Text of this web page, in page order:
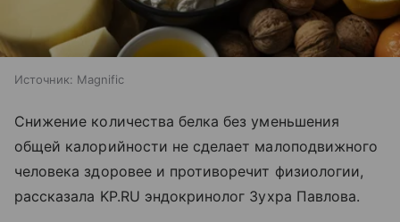
Источник: Magnific
Снижение количества белка без уменьшения
общей калорийности не сделает малоподвижного
человека здоровее и противоречит физиологии,
рассказала KP.RU эндокринолог Зухра Павлова.